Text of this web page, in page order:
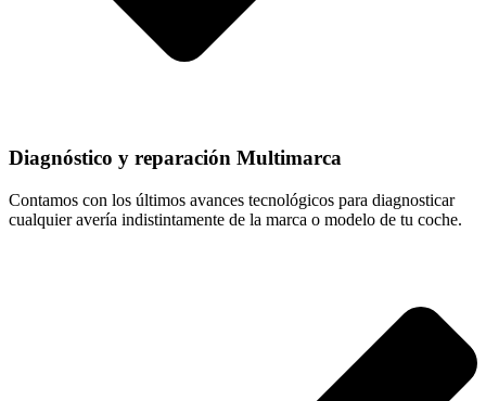
Diagnóstico y reparación Multimarca
Contamos con los últimos avances tecnológicos para diagnosticar
cualquier avería indistintamente de la marca o modelo de tu coche.